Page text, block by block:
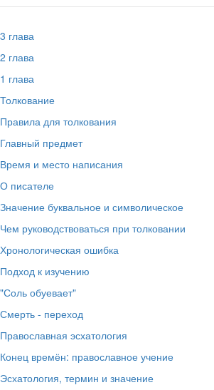
3 глава
2 глава
1 глава
Толкование
Правила для толкования
Главный предмет
Время и место написания
О писателе
Значение буквальное и символическое
Чем руководствоваться при толковании
Хронологическая ошибка
Подход к изучению
"Соль обуевает"
Смерть - переход
Православная эсхатология
Конец времён: православное учение
Эсхатология, термин и значение